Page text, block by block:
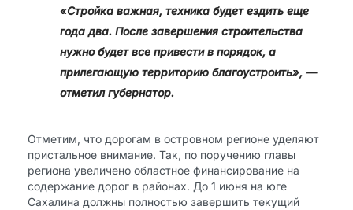
«Стройка важная, техника будет ездить еще
года два. После завершения строительства
нужно будет все привести в порядок, а
прилегающую территорию благоустроить», —
отметил губернатор.
Отметим, что дорогам в островном регионе уделяют
пристальное внимание. Так, по поручению главы
региона увеличено областное финансирование на
содержание дорог в районах. До 1 июня на юге
Сахалина должны полностью завершить текущий